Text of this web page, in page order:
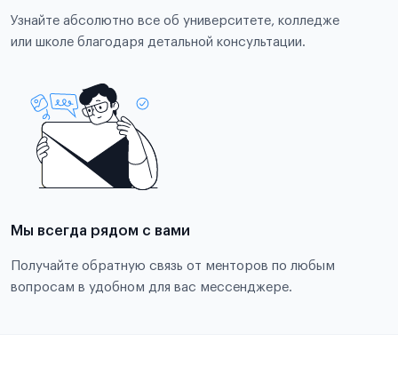
Узнайте абсолютно все об университете, колледже
или школе благодаря детальной консультации.
Мы всегда рядом с вами
Получайте обратную связь от менторов по любым
вопросам в удобном для вас мессенджере.